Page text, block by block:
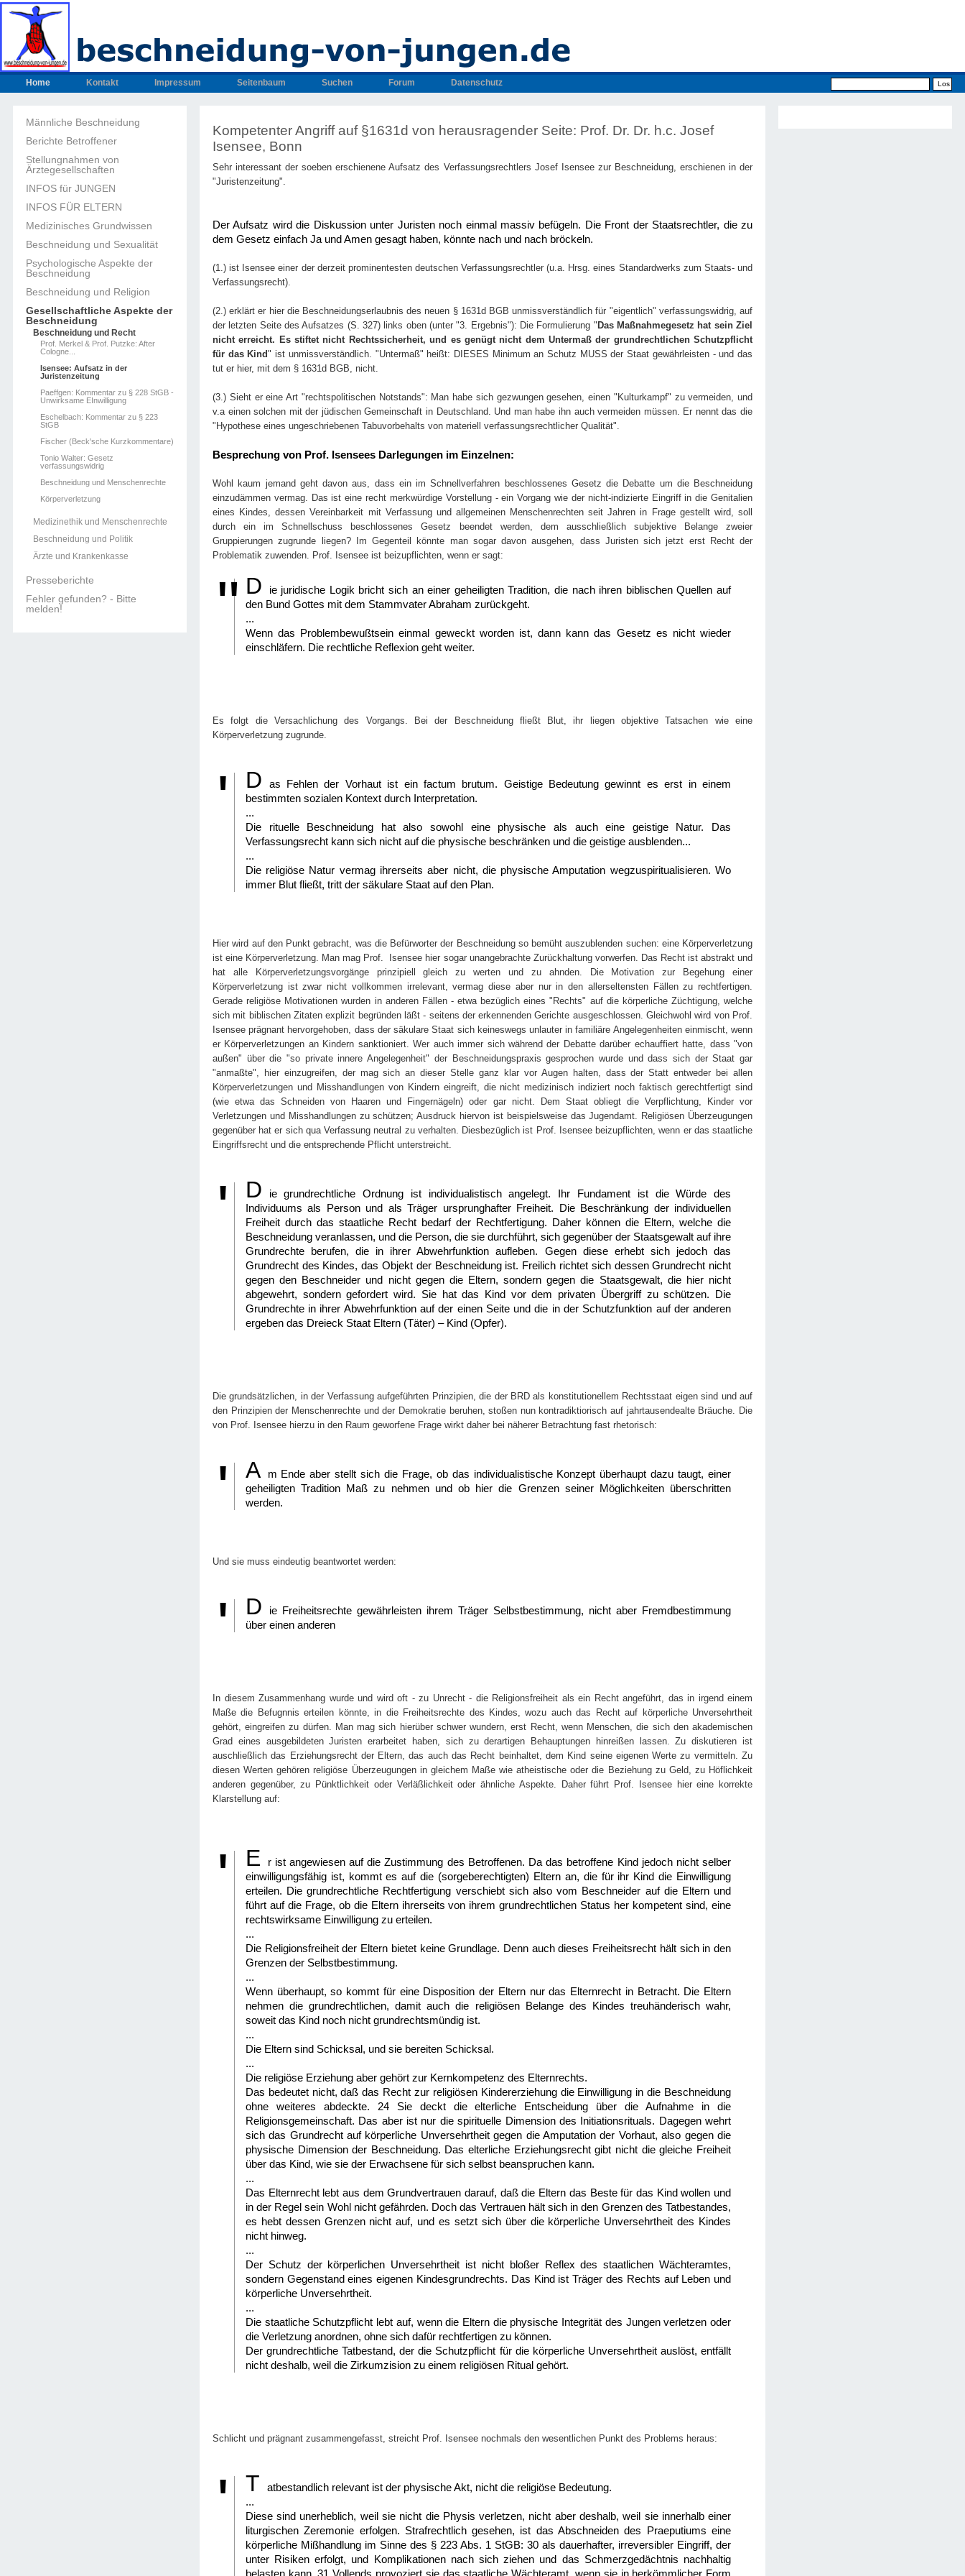
Home Kontakt Impressum Seitenbaum Suchen Forum Datenschutz
Männliche Beschneidung
Berichte Betroffener
Stellungnahmen von
Ärztegesellschaften
INFOS für JUNGEN
INFOS FÜR ELTERN
Medizinisches Grundwissen
Beschneidung und Sexualität
Psychologische Aspekte der
Beschneidung
Beschneidung und Religion
Gesellschaftliche Aspekte der
Beschneidung
Beschneidung und Recht
Prof. Merkel & Prof. Putzke: After
Cologne...
Isensee: Aufsatz in der
Juristenzeitung
Paeffgen: Kommentar zu § 228 StGB -
Unwirksame EInwilligung
Eschelbach: Kommentar zu § 223
StGB
Fischer (Beck'sche Kurzkommentare)
Tonio Walter: Gesetz
verfassungswidrig
Beschneidung und Menschenrechte
Körperverletzung
Medizinethik und Menschenrechte
Beschneidung und Politik
Ärzte und Krankenkasse
Presseberichte
Fehler gefunden? - Bitte
melden!
Kompetenter Angriff auf §1631d von herausragender Seite: Prof. Dr. Dr. h.c. Josef
Isensee, Bonn
Sehr interessant der soeben erschienene Aufsatz des Verfassungsrechtlers Josef Isensee zur Beschneidung, erschienen in der
"Juristenzeitung".
Der Aufsatz wird die Diskussion unter Juristen noch einmal massiv befügeln. Die Front der Staatsrechtler, die zu
dem Gesetz einfach Ja und Amen gesagt haben, könnte nach und nach bröckeln.
(1.) ist Isensee einer der derzeit prominentesten deutschen Verfassungsrechtler (u.a. Hrsg. eines Standardwerks zum Staats- und
Verfassungsrecht).
(2.) erklärt er hier die Beschneidungserlaubnis des neuen § 1631d BGB unmissverständlich für "eigentlich" verfassungswidrig, auf
der letzten Seite des Aufsatzes (S. 327) links oben (unter "3. Ergebnis"): Die Formulierung " Das Maßnahmegesetz hat sein Ziel
nicht erreicht. Es stiftet nicht Rechtssicherheit, und es genügt nicht dem Untermaß der grundrechtlichen Schutzpflicht
für das Kind" ist unmissverständlich. "Untermaß" heißt: DIESES Minimum an Schutz MUSS der Staat gewährleisten - und das
tut er hier, mit dem § 1631d BGB, nicht.
(3.) Sieht er eine Art "rechtspolitischen Notstands": Man habe sich gezwungen gesehen, einen "Kulturkampf" zu vermeiden, und
v.a einen solchen mit der jüdischen Gemeinschaft in Deutschland. Und man habe ihn auch vermeiden müssen. Er nennt das die
"Hypothese eines ungeschriebenen Tabuvorbehalts von materiell verfassungsrechtlicher Qualität".
Besprechung von Prof. Isensees Darlegungen im Einzelnen:
Wohl kaum jemand geht davon aus, dass ein im Schnellverfahren beschlossenes Gesetz die Debatte um die Beschneidung
einzudämmen vermag. Das ist eine recht merkwürdige Vorstellung - ein Vorgang wie der nicht-indizierte Eingriff in die Genitalien
eines Kindes, dessen Vereinbarkeit mit Verfassung und allgemeinen Menschenrechten seit Jahren in Frage gestellt wird, soll
durch ein im Schnellschuss beschlossenes Gesetz beendet werden, dem ausschließlich subjektive Belange zweier
Gruppierungen zugrunde liegen? Im Gegenteil könnte man sogar davon ausgehen, dass Juristen sich jetzt erst Recht der
Problematik zuwenden. Prof. Isensee ist beizupflichten, wenn er sagt:
D
ie juridische Logik bricht sich an einer geheiligten Tradition, die nach ihren biblischen Quellen auf
den Bund Gottes mit dem Stammvater Abraham zurückgeht.
...
Wenn das Problembewußtsein einmal geweckt worden ist, dann kann das Gesetz es nicht wieder
einschläfern. Die rechtliche Reflexion geht weiter.
Es folgt die Versachlichung des Vorgangs. Bei der Beschneidung fließt Blut, ihr liegen objektive Tatsachen wie eine
Körperverletzung zugrunde.
D
as Fehlen der Vorhaut ist ein factum brutum. Geistige Bedeutung gewinnt es erst in einem
bestimmten sozialen Kontext durch Interpretation.
...
Die rituelle Beschneidung hat also sowohl eine physische als auch eine geistige Natur. Das
Verfassungsrecht kann sich nicht auf die physische beschränken und die geistige ausblenden...
...
Die religiöse Natur vermag ihrerseits aber nicht, die physische Amputation wegzuspiritualisieren. Wo
immer Blut fließt, tritt der säkulare Staat auf den Plan.
Hier wird auf den Punkt gebracht, was die Befürworter der Beschneidung so bemüht auszublenden suchen: eine Körperverletzung
ist eine Körperverletzung. Man mag Prof. Isensee hier sogar unangebrachte Zurückhaltung vorwerfen. Das Recht ist abstrakt und
hat alle Körperverletzungsvorgänge prinzipiell gleich zu werten und zu ahnden. Die Motivation zur Begehung einer
Körperverletzung ist zwar nicht vollkommen irrelevant, vermag diese aber nur in den allerseltensten Fällen zu rechtfertigen.
Gerade religiöse Motivationen wurden in anderen Fällen - etwa bezüglich eines "Rechts" auf die körperliche Züchtigung, welche
sich mit biblischen Zitaten explizit begründen läßt - seitens der erkennenden Gerichte ausgeschlossen. Gleichwohl wird von Prof.
Isensee prägnant hervorgehoben, dass der säkulare Staat sich keineswegs unlauter in familiäre Angelegenheiten einmischt, wenn
er Körperverletzungen an Kindern sanktioniert. Wer auch immer sich während der Debatte darüber echauffiert hatte, dass "von
außen" über die "so private innere Angelegenheit" der Beschneidungspraxis gesprochen wurde und dass sich der Staat gar
"anmaßte", hier einzugreifen, der mag sich an dieser Stelle ganz klar vor Augen halten, dass der Statt entweder bei allen
Körperverletzungen und Misshandlungen von Kindern eingreift, die nicht medizinisch indiziert noch faktisch gerechtfertigt sind
(wie etwa das Schneiden von Haaren und Fingernägeln) oder gar nicht. Dem Staat obliegt die Verpflichtung, Kinder vor
Verletzungen und Misshandlungen zu schützen; Ausdruck hiervon ist beispielsweise das Jugendamt. Religiösen Überzeugungen
gegenüber hat er sich qua Verfassung neutral zu verhalten. Diesbezüglich ist Prof. Isensee beizupflichten, wenn er das staatliche
Eingriffsrecht und die entsprechende Pflicht unterstreicht.
D
ie grundrechtliche Ordnung ist individualistisch angelegt. Ihr Fundament ist die Würde des
Individuums als Person und als Träger ursprunghafter Freiheit. Die Beschränkung der individuellen
Freiheit durch das staatliche Recht bedarf der Rechtfertigung. Daher können die Eltern, welche die
Beschneidung veranlassen, und die Person, die sie durchführt, sich gegenüber der Staatsgewalt auf ihre
Grundrechte berufen, die in ihrer Abwehrfunktion aufleben. Gegen diese erhebt sich jedoch das
Grundrecht des Kindes, das Objekt der Beschneidung ist. Freilich richtet sich dessen Grundrecht nicht
gegen den Beschneider und nicht gegen die Eltern, sondern gegen die Staatsgewalt, die hier nicht
abgewehrt, sondern gefordert wird. Sie hat das Kind vor dem privaten Übergriff zu schützen. Die
Grundrechte in ihrer Abwehrfunktion auf der einen Seite und die in der Schutzfunktion auf der anderen
ergeben das Dreieck Staat Eltern (Täter) – Kind (Opfer).
Die grundsätzlichen, in der Verfassung aufgeführten Prinzipien, die der BRD als konstitutionellem Rechtsstaat eigen sind und auf
den Prinzipien der Menschenrechte und der Demokratie beruhen, stoßen nun kontradiktiorisch auf jahrtausendealte Bräuche. Die
von Prof. Isensee hierzu in den Raum geworfene Frage wirkt daher bei näherer Betrachtung fast rhetorisch:
A
m Ende aber stellt sich die Frage, ob das individualistische Konzept überhaupt dazu taugt, einer
geheiligten Tradition Maß zu nehmen und ob hier die Grenzen seiner Möglichkeiten überschritten
werden.
Und sie muss eindeutig beantwortet werden:
D
ie Freiheitsrechte gewährleisten ihrem Träger Selbstbestimmung, nicht aber Fremdbestimmung
über einen anderen
In diesem Zusammenhang wurde und wird oft - zu Unrecht - die Religionsfreiheit als ein Recht angeführt, das in irgend einem
Maße die Befugnnis erteilen könnte, in die Freiheitsrechte des Kindes, wozu auch das Recht auf körperliche Unversehrtheit
gehört, eingreifen zu dürfen. Man mag sich hierüber schwer wundern, erst Recht, wenn Menschen, die sich den akademischen
Grad eines ausgebildeten Juristen erarbeitet haben, sich zu derartigen Behauptungen hinreißen lassen. Zu diskutieren ist
auschließlich das Erziehungsrecht der Eltern, das auch das Recht beinhaltet, dem Kind seine eigenen Werte zu vermitteln. Zu
diesen Werten gehören religiöse Überzeugungen in gleichem Maße wie atheistische oder die Beziehung zu Geld, zu Höflichkeit
anderen gegenüber, zu Pünktlichkeit oder Verläßlichkeit oder ähnliche Aspekte. Daher führt Prof. Isensee hier eine korrekte
Klarstellung auf:
E
r ist angewiesen auf die Zustimmung des Betroffenen. Da das betroffene Kind jedoch nicht selber
einwilligungsfähig ist, kommt es auf die (sorgeberechtigten) Eltern an, die für ihr Kind die Einwilligung
erteilen. Die grundrechtliche Rechtfertigung verschiebt sich also vom Beschneider auf die Eltern und
führt auf die Frage, ob die Eltern ihrerseits von ihrem grundrechtlichen Status her kompetent sind, eine
rechtswirksame Einwilligung zu erteilen.
...
Die Religionsfreiheit der Eltern bietet keine Grundlage. Denn auch dieses Freiheitsrecht hält sich in den
Grenzen der Selbstbestimmung.
...
Wenn überhaupt, so kommt für eine Disposition der Eltern nur das Elternrecht in Betracht. Die Eltern
nehmen die grundrechtlichen, damit auch die religiösen Belange des Kindes treuhänderisch wahr,
soweit das Kind noch nicht grundrechtsmündig ist.
...
Die Eltern sind Schicksal, und sie bereiten Schicksal.
...
Die religiöse Erziehung aber gehört zur Kernkompetenz des Elternrechts.
Das bedeutet nicht, daß das Recht zur religiösen Kindererziehung die Einwilligung in die Beschneidung
ohne weiteres abdeckte. 24 Sie deckt die elterliche Entscheidung über die Aufnahme in die
Religionsgemeinschaft. Das aber ist nur die spirituelle Dimension des Initiationsrituals. Dagegen wehrt
sich das Grundrecht auf körperliche Unversehrtheit gegen die Amputation der Vorhaut, also gegen die
physische Dimension der Beschneidung. Das elterliche Erziehungsrecht gibt nicht die gleiche Freiheit
über das Kind, wie sie der Erwachsene für sich selbst beanspruchen kann.
...
Das Elternrecht lebt aus dem Grundvertrauen darauf, daß die Eltern das Beste für das Kind wollen und
in der Regel sein Wohl nicht gefährden. Doch das Vertrauen hält sich in den Grenzen des Tatbestandes,
es hebt dessen Grenzen nicht auf, und es setzt sich über die körperliche Unversehrtheit des Kindes
nicht hinweg.
...
Der Schutz der körperlichen Unversehrtheit ist nicht bloßer Reflex des staatlichen Wächteramtes,
sondern Gegenstand eines eigenen Kindesgrundrechts. Das Kind ist Träger des Rechts auf Leben und
körperliche Unversehrtheit.
...
Die staatliche Schutzpflicht lebt auf, wenn die Eltern die physische Integrität des Jungen verletzen oder
die Verletzung anordnen, ohne sich dafür rechtfertigen zu können.
Der grundrechtliche Tatbestand, der die Schutzpflicht für die körperliche Unversehrtheit auslöst, entfällt
nicht deshalb, weil die Zirkumzision zu einem religiösen Ritual gehört.
Schlicht und prägnant zusammengefasst, streicht Prof. Isensee nochmals den wesentlichen Punkt des Problems heraus:
T
atbestandlich relevant ist der physische Akt, nicht die religiöse Bedeutung.
...
Diese sind unerheblich, weil sie nicht die Physis verletzen, nicht aber deshalb, weil sie innerhalb einer
liturgischen Zeremonie erfolgen. Strafrechtlich gesehen, ist das Abschneiden des Praeputiums eine
körperliche Mißhandlung im Sinne des § 223 Abs. 1 StGB: 30 als dauerhafter, irreversibler Eingriff, der
unter Risiken erfolgt, und Komplikationen nach sich ziehen und das Schmerzgedächtnis nachhaltig